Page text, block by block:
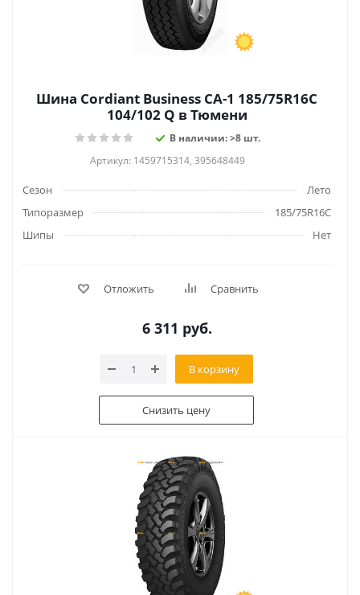
Шина Cordiant Business CA-1 185/75R16C
104/102 Q в Тюмени
В наличии: >8 шт.
Артикул: 1459715314, 395648449
Сезон
Лето
Типоразмер
185/75R16C
Шипы
Нет
Отложить Сравнить
6 311 руб.
В корзину
Снизить цену